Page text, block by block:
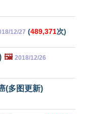
12/27 (489,371次)
🖼️ 2018/12/26
(多图更新)